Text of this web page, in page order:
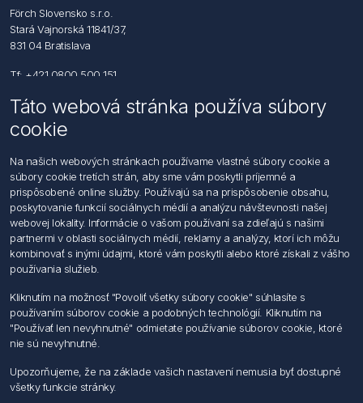
Förch Slovensko s.r.o.
Stará Vajnorská 11841/37,
831 04 Bratislava
Tf: +421 0800 500 151
Email: office@foerch.sk
Kontaktujte nás
Informácie
Imprint
Vyhlásenie k ochrane údajov
Všeobecné dodacie a obchodné podmienky
Obchodný zástupca
Môj účet
Môj účet
Objednávky
Adresy
Táto webová stránka používa súbory
cookie
Na našich webových stránkach používame vlastné súbory cookie a
súbory cookie tretích strán, aby sme vám poskytli príjemné a
prispôsobené online služby. Používajú sa na prispôsobenie obsahu,
poskytovanie funkcií sociálnych médií a analýzu návštevnosti našej
webovej lokality. Informácie o vašom používaní sa zdieľajú s našimi
partnermi v oblasti sociálnych médií, reklamy a analýzy, ktorí ich môžu
kombinovať s inými údajmi, ktoré vám poskytli alebo ktoré získali z vášho
používania služieb.
Kliknutím na možnosť "Povoliť všetky súbory cookie" súhlasíte s
používaním súborov cookie a podobných technológií. Kliknutím na
"Používať len nevyhnutné" odmietate používanie súborov cookie, ktoré
nie sú nevyhnutné.
Upozorňujeme, že na základe vašich nastavení nemusia byť dostupné
všetky funkcie stránky.